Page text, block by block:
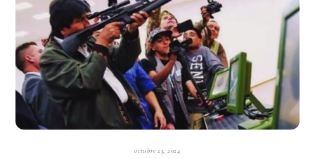
octubre 23, 2024